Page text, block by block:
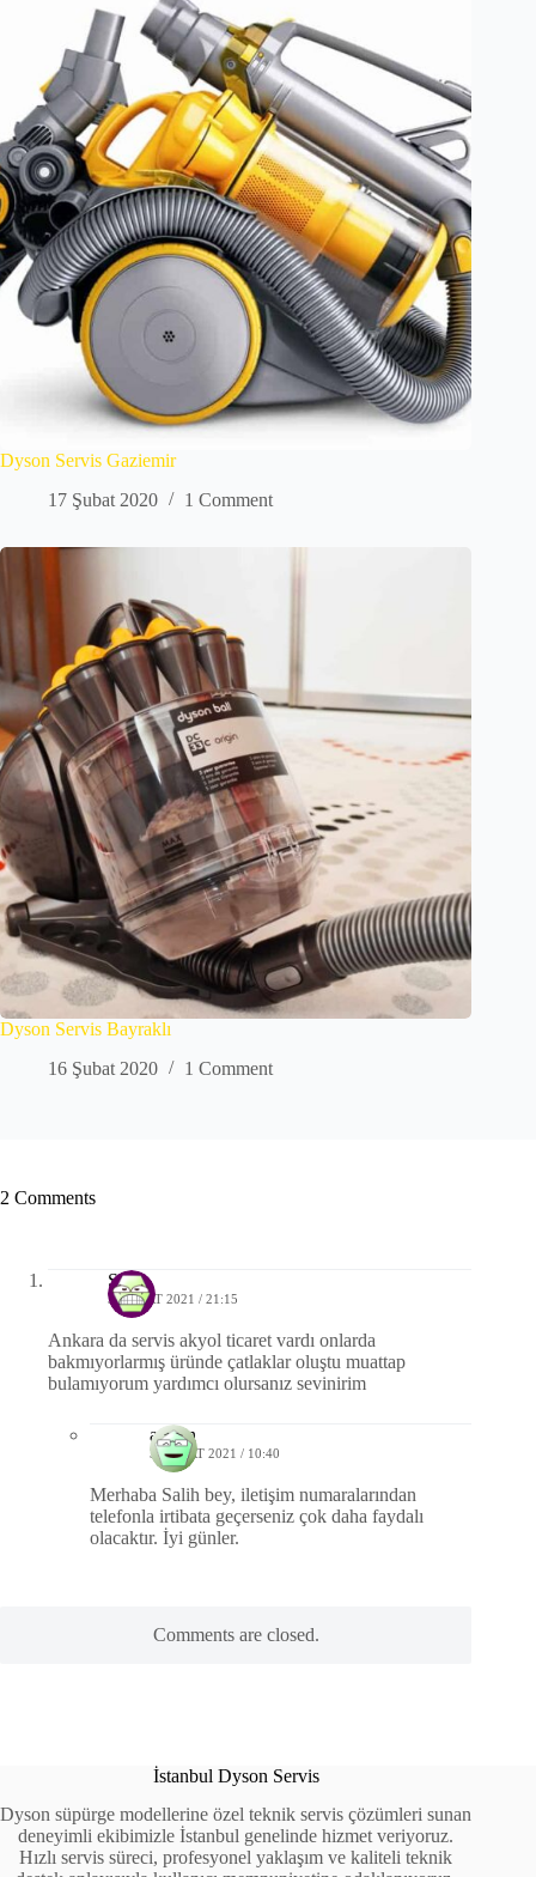
Dyson Servis Gaziemir
17 Şubat 2020
1 Comment
Dyson Servis Bayraklı
16 Şubat 2020
1 Comment
2 Comments
Salih
30 MART 2021 / 21:15
Ankara da servis akyol ticaret vardı onlarda
bakmıyorlarmış üründe çatlaklar oluştu muattap
bulamıyorum yardımcı olursanız sevinirim
admin
31 MART 2021 / 10:40
Merhaba Salih bey, iletişim numaralarından
telefonla irtibata geçerseniz çok daha faydalı
olacaktır. İyi günler.
Comments are closed.
İstanbul Dyson Servis
Dyson süpürge modellerine özel teknik servis çözümleri sunan
deneyimli ekibimizle İstanbul genelinde hizmet veriyoruz.
Hızlı servis süreci, profesyonel yaklaşım ve kaliteli teknik